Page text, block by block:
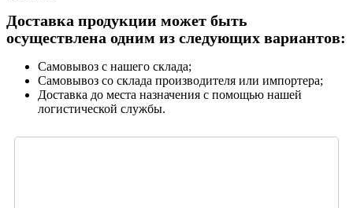
Доставка продукции может быть
осуществлена одним из следующих вариантов:
Самовывоз с нашего склада;
Самовывоз со склада производителя или импортера;
Доставка до места назначения с помощью нашей
логистической службы.